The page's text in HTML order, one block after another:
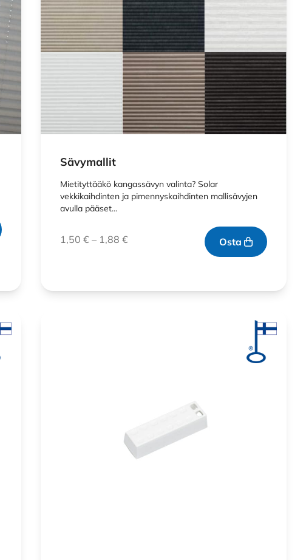
Sävymallit
Mietityttääkö kangassävyn valinta? Solar
vekkikaihdinten ja pimennyskaihdinten mallisävyjen
avulla pääset…
1,50 €– 1,88 € Osta